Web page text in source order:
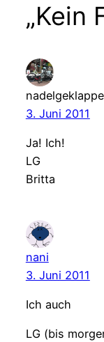
„Kein
3. Juni 2011
Ja! Ich!
LG
Britta
nani
3. Juni 2011
Ich auch
LG (bis